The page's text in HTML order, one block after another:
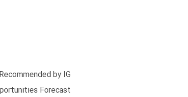
Recommended by IG
Forecast